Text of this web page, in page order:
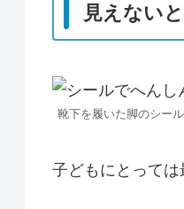
見えない
靴下を履いた脚のシー
子どもにとっては